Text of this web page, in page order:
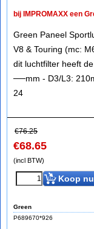
bij IMPROMAXX een
Green Paneel
V8 & Touring (mc:
dit luchtfilter heeft
──mm - D3/L3:
24
€76.25
€68.65
(incl BTW)
Koop nu
Green
P689670*926